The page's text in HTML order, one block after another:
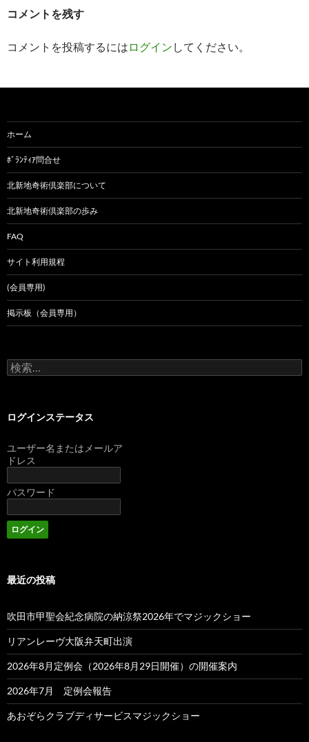
コメントを残す
コメントを投稿するには ログイン してください。
ホーム
ﾎﾞﾗﾝﾃｨｱ問合せ
北新地奇術倶楽部について
北新地奇術倶楽部の歩み
FAQ
サイト利用規程
(会員専用)
掲示板（会員専用）
検
索:
ログインステータス
ユーザー名またはメールア
ドレス
パスワード
最近の投稿
吹田市甲聖会紀念病院の納涼祭2026年でマジックショー
リアンレーヴ大阪弁天町出演
2026年8月定例会（2026年8月29日開催）の開催案内
2026年7月 定例会報告
あおぞらクラブディサービスマジックショー